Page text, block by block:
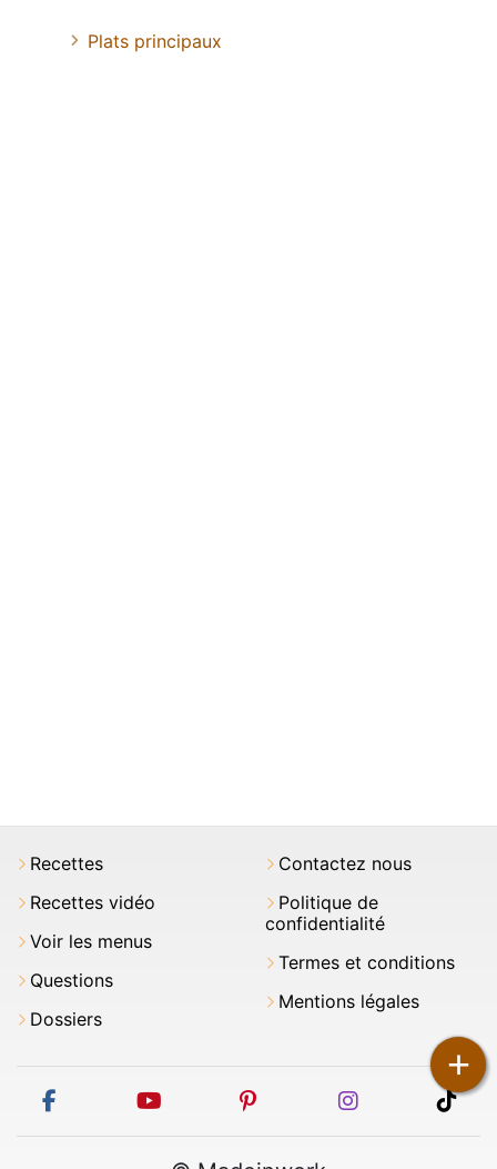
+
Plats principaux
Recettes
Recettes vidéo
Voir les menus
Questions
Dossiers
Contactez nous
Politique de
confidentialité
Termes et conditions
Mentions légales
facebook youtube pinterest instagram